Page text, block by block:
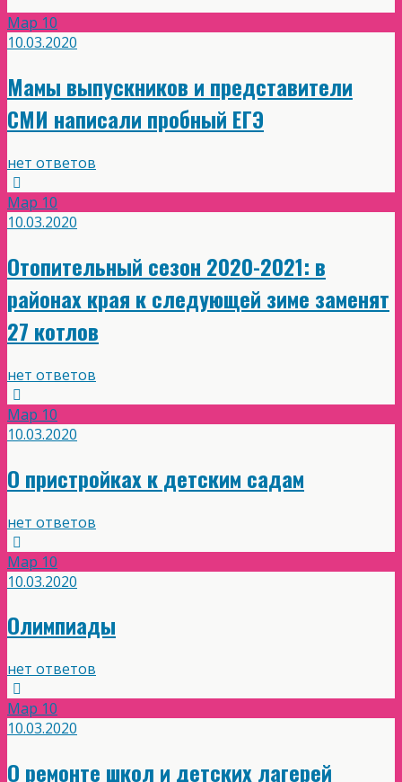
Мар 10
10.03.2020
Мамы выпускников и представители
СМИ написали пробный ЕГЭ
нет ответов
Мар 10
10.03.2020
Отопительный сезон 2020-2021: в
районах края к следующей зиме заменят
27 котлов
нет ответов
Мар 10
10.03.2020
О пристройках к детским садам
нет ответов
Мар 10
10.03.2020
Олимпиады
нет ответов
Мар 10
10.03.2020
О ремонте школ и детских лагерей